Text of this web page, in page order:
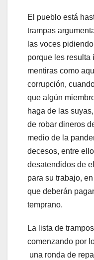
El pueblo está
trampas
las voces
porque les resulta
mentiras como
corrupción,
que algún
haga de las
de robar dineros
medio de la
decesos, entre
desatendidos de
para su trabajo,
que deberán
temprano.
La lista de
comenzando por
una ronda de